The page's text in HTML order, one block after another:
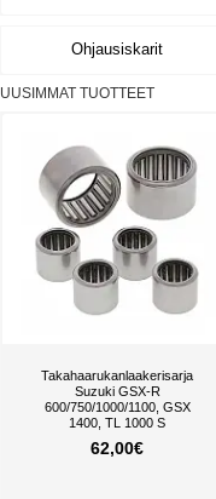
Ohjausiskarit
UUSIMMAT TUOTTEET
Takahaarukanlaakerisarja
Suzuki GSX-R
600/750/1000/1100, GSX
1400, TL 1000 S
62,00€